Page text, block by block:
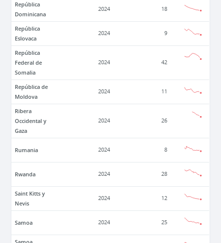
República
Dominicana
2024 18
República
Eslovaca
2024 9
República
Federal de
Somalia
2024 42
República de
Moldova
2024 11
Ribera
Occidental y
Gaza
2024 26
Rumania 2024 8
Rwanda 2024 28
Saint Kitts y
Nevis
2024 12
Samoa 2024 25